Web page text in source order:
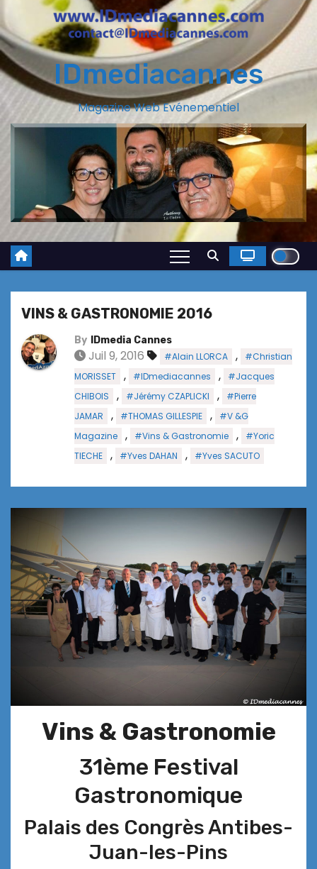
IDmediacannes
Magazine Web Evénementiel
VINS & GASTRONOMIE 2016
By IDmedia Cannes
Juil 9, 2016 #Alain LLORCA ,
#Christian
MORISSET
, #IDmediacannes ,
#Jacques
CHIBOIS
, #Jérémy CZAPLICKI ,
#Pierre
JAMAR
, #THOMAS GILLESPIE ,
#V &G
Magazine
, #Vins & Gastronomie ,
#Yoric
TIECHE
, #Yves DAHAN , #Yves SACUTO
Vins & Gastronomie
31ème Festival
Gastronomique
Palais des Congrès Antibes-
Juan-les-Pins